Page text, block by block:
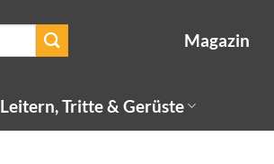
Magazin
Leitern, Tritte & Gerüste